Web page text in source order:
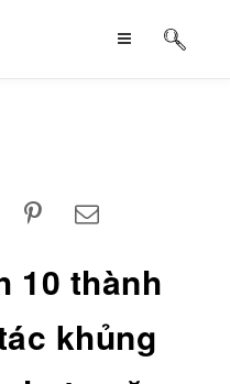
10 thành
khủng